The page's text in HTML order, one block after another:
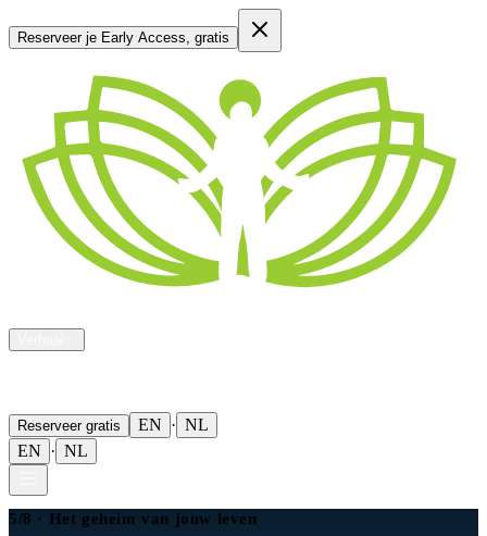
Reserveer je Early Access, gratis
Reserveer gratis EN · NL
EN · NL
5/8 · Het geheim van jouw leven